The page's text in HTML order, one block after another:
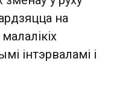
на
інтэрваламі і